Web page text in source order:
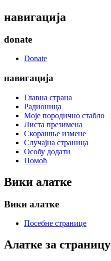
навигација
donate
Donate
навигација
Главна страна
Радионица
Моје породично стабло
Листа презимена
Скорашње измене
Случајна страница
Особу додати
Помоћ
Вики алатке
Вики алатке
Посебне странице
Алатке за страницу